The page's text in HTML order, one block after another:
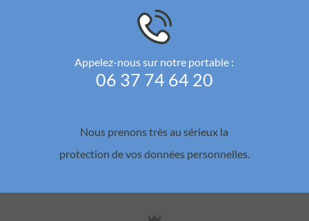
Appelez-nous sur notre portable :
06 37 74 64 20
Nous prenons très au sérieux la
protection de vos données personnelles.